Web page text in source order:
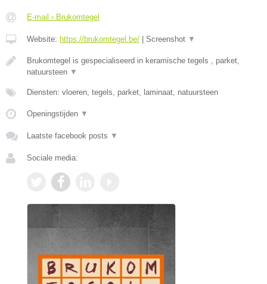
E-mail › Brukomtegel
Website: https://brukomtegel.be/ | Screenshot ▼
Brukomtegel is gespecialiseerd in keramische tegels , parket,
natuursteen ▼
Diensten: vloeren, tegels, parket, laminaat, natuursteen
Openingstijden ▼
Laatste facebook posts ▼
Sociale media: